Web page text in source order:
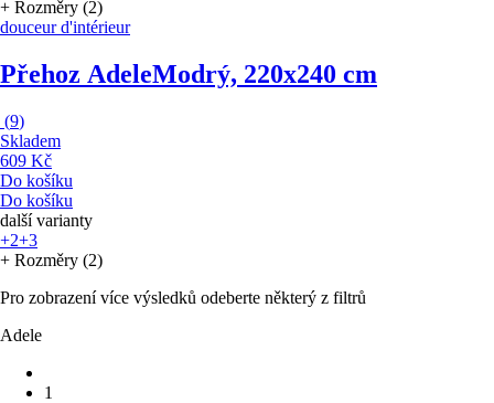
+ Rozměry (2)
douceur d'intérieur
Přehoz AdeleModrý, 220x240 cm
(9)
Skladem
609 Kč
Do košíku
Do košíku
další varianty
+2+3
+ Rozměry (2)
Pro zobrazení více výsledků odeberte některý z filtrů
Adele
1